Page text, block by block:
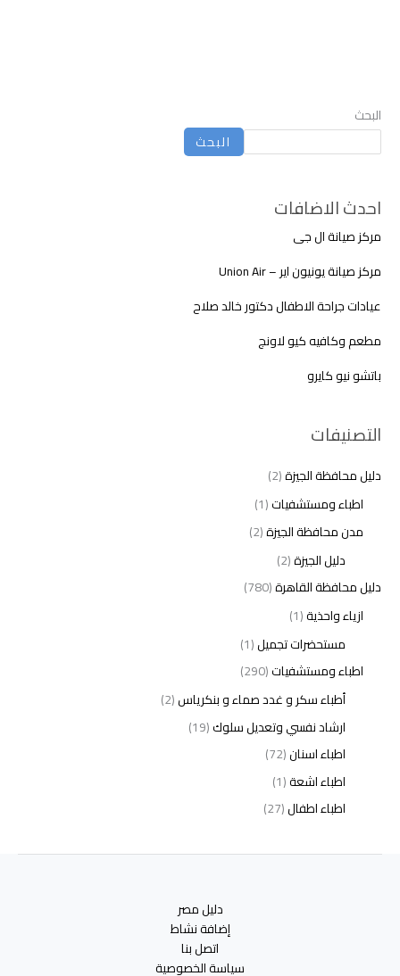
البحث
البحث
احدث الاضافات
مركز صيانة ال جى
مركز صيانة يونيون اير – Union Air
عيادات جراحة الاطفال دكتور خالد صلاح
مطعم وكافيه كيو لاونج
باتشو نيو كايرو
التصنيفات
دليل محافظة الجيزة(2)
اطباء ومستشفيات(1)
مدن محافظة الجيزة(2)
دليل الجيزة(2)
دليل محافظة القاهرة(780)
ازياء واحذية(1)
مستحضرات تجميل(1)
اطباء ومستشفيات(290)
أطباء سكر و غدد صماء و بنكرياس(2)
ارشاد نفسي وتعديل سلوك(19)
اطباء اسنان(72)
اطباء اشعة(1)
اطباء اطفال(27)
اطباء امراض الذكورة(1)
دليل مصر
إضافة نشاط
اتصل بنا
سياسة الخصوصية